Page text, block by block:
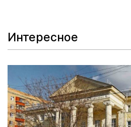
Интересное